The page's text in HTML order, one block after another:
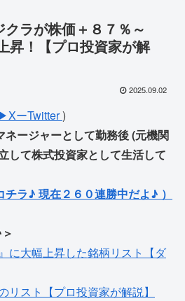
クラが株価＋８７％～
昇！【プロ投資家が解
2025.09.02
ーTwitter)
ージャーとして勤務後 (元機関
して株式投資家として生活して
ラ♪ 現在２６０連勝中だよ♪ ）
に大幅上昇した銘柄リスト【ダ
スト【プロ投資家が解説】